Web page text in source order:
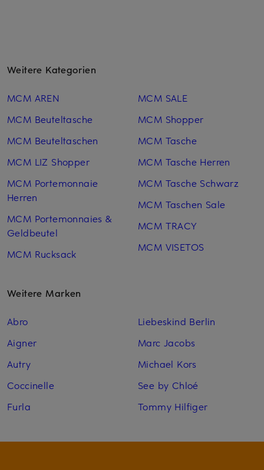
Weitere Kategorien
MCM AREN
MCM Beuteltasche
MCM Beuteltaschen
MCM LIZ Shopper
MCM Portemonnaie
Herren
MCM Portemonnaies &
Geldbeutel
MCM Rucksack
MCM SALE
MCM Shopper
MCM Tasche
MCM Tasche Herren
MCM Tasche Schwarz
MCM Taschen Sale
MCM TRACY
MCM VISETOS
Weitere Marken
Abro
Aigner
Autry
Coccinelle
Furla
Liebeskind Berlin
Marc Jacobs
Michael Kors
See by Chloé
Tommy Hilfiger